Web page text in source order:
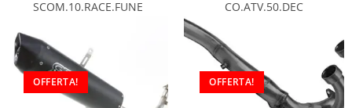
SCOM.10.RACE.FUNE
OFFERTA!
CO.ATV.50.DEC
OFFERTA!